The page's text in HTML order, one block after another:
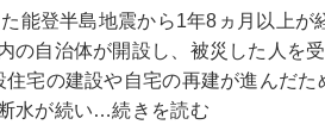
能登半島地震から1年8ヵ月以上が
の自治体が開設し、被災した人を
宅の建設や自宅の再建が進んだた
水が続い…続きを読む